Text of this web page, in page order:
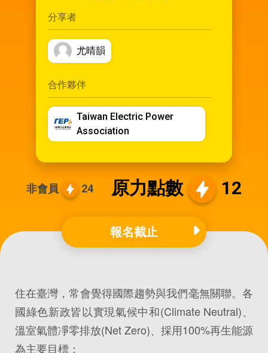
分享者
尤晴韻
合作夥伴
Taiwan Electric Power
Association
非會員 24 原力點數 12
報名截止
住在臺灣，常會覺得國際趨勢與我們毫無關聯。各
國綠色新政皆以實現氣候中和(Climate Neutral)、
溫室氣體凈零排放(Net Zero)、採用100%再生能源
為主要目標：